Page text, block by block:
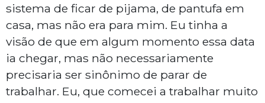
sistema de ficar de pijama, de pantufa em
casa, mas não era para mim. Eu tinha a
visão de que em algum momento essa data
ia chegar, mas não necessariamente
precisaria ser sinônimo de parar de
trabalhar. Eu, que comecei a trabalhar muito